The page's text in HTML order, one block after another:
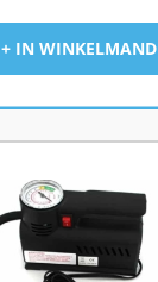
+ IN WINKELMAND